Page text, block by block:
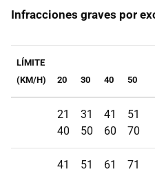
Infracciones graves por
LÍMITE
(KM/H)
20 30 40 50
21
40
31
50
41
60
51
70
41
51
61
71